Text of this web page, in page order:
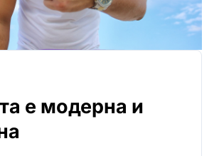
е модерна и